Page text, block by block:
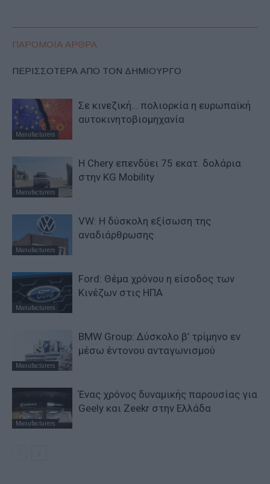
ΠΑΡΟΜΟΙΑ ΑΡΘΡΑ
ΠΕΡΙΣΣΟΤΕΡΑ ΑΠΟ ΤΟΝ ΔΗΜΙΟΥΡΓΟ
Manufacturers
Σε κινεζική… πολιορκία η ευρωπαϊκή
αυτοκινητοβιομηχανία
Manufacturers
Η Chery επενδύει 75 εκατ. δολάρια
στην KG Mobility
Manufacturers
VW: Η δύσκολη εξίσωση της
αναδιάρθρωσης
Manufacturers
Ford: Θέμα χρόνου η είσοδος των
Κινέζων στις ΗΠΑ
Manufacturers
BMW Group: Δύσκολο β’ τρίμηνο εν
μέσω έντονου ανταγωνισμού
Manufacturers
Ένας χρόνος δυναμικής παρουσίας για
Geely και Zeekr στην Ελλάδα